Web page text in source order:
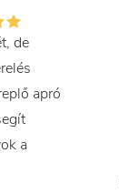
de
apró
a